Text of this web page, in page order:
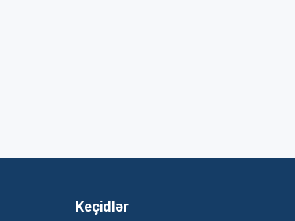
Keçidlər